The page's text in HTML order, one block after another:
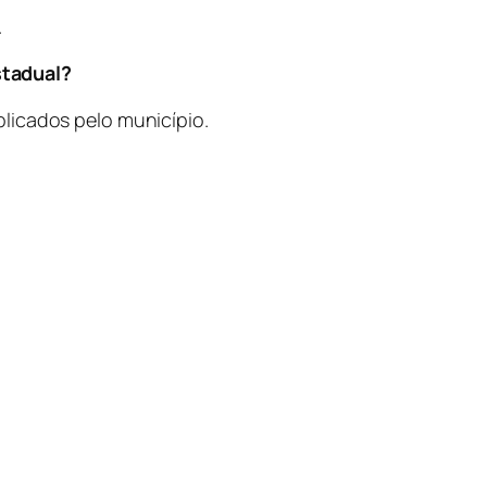
pelo município.